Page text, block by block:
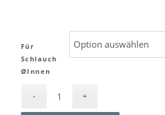
Für
Schlauch
ØInnen